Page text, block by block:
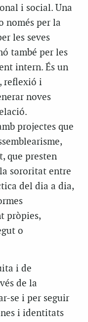
i social. Una
només per la
les seves
també per les
intern. És un
reflexió i
noves
projectes que
que presten
sororitat entre
del dia a dia,
pròpies,
o
i de
de la
se i per seguir
i identitats